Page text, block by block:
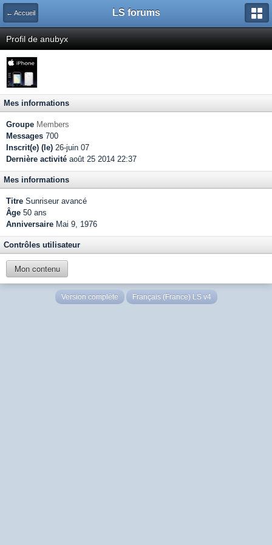
← Accueil LS forums
Profil de anubyx
Mes informations
Groupe Members
Messages 700
Inscrit(e) (le) 26-juin 07
Dernière activité août 25 2014 22:37
Mes informations
Titre Sunriseur avancé
Âge 50 ans
Anniversaire Mai 9, 1976
Contrôles utilisateur
Mon contenu
Version complète Français (France) LS v4